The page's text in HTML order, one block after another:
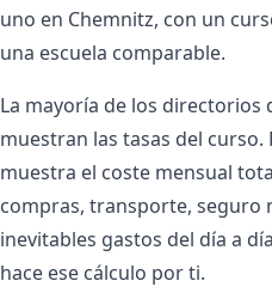
uno en Chemnitz, con un
una escuela comparable.
La mayoría de los directorios
muestran las tasas del
muestra el coste mensual
compras, transporte, seguro
inevitables gastos del día a
hace ese cálculo por ti.